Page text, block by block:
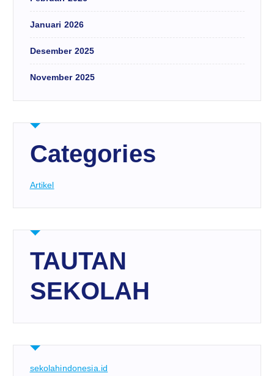
Januari 2026
Desember 2025
November 2025
Categories
Artikel
TAUTAN
SEKOLAH
sekolahindonesia.id